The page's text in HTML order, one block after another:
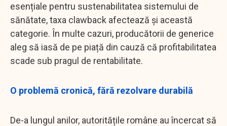
esențiale pentru sustenabilitatea sistemului de
sănătate, taxa clawback afectează și această
categorie. În multe cazuri, producătorii de generice
aleg să iasă de pe piață din cauză că profitabilitatea
scade sub pragul de rentabilitate.
O problemă cronică, fără rezolvare durabilă
De-a lungul anilor, autoritățile române au încercat să